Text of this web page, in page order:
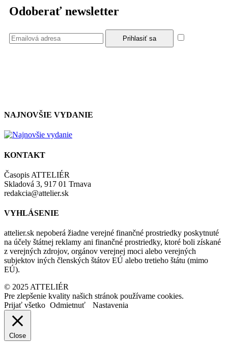
Odoberať newsletter
NAJNOVŠIE VYDANIE
KONTAKT
Časopis ATTELIÉR
Skladová 3, 917 01 Trnava
redakcia@attelier.sk
VYHLÁSENIE
attelier.sk nepoberá žiadne verejné finančné prostriedky poskytnuté
na účely štátnej reklamy ani finančné prostriedky, ktoré boli získané
z verejných zdrojov, orgánov verejnej moci alebo verejných
subjektov iných členských štátov EÚ alebo tretieho štátu (mimo
EÚ).
© 2025 ATTELIÉR
Pre zlepšenie kvality našich stránok používame cookies.
Prijať všetko Odmietnuť Nastavenia
Close